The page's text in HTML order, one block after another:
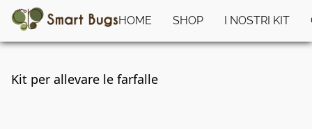
HOME SHOP I NOSTRI KIT
Kit per allevare le farfalle